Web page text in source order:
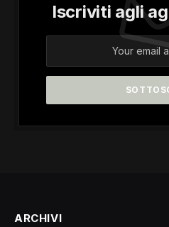
Iscriviti agli
ARCHIVI